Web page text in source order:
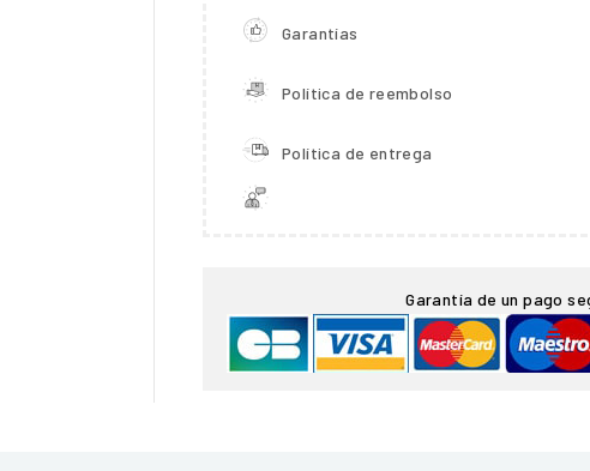
Garantías
Política de reembolso
Política de entrega
Garantía de un pago